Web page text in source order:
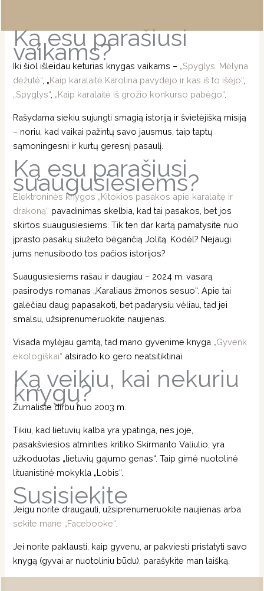
Ką esu parašiusi
vaikams?
Iki šiol išleidau keturias knygas vaikams – „Spyglys. Mėlyna
dėžutė“ , „Kaip karalaitė Karolina pavydėjo ir kas iš to išėjo“
„Spyglys“ „Kaip karalaitė iš grožio konkurso pabėgo“
Rašydama siekiu sujungti smagią istoriją ir švietėjišką misiją
– noriu, kad vaikai pažintų savo jausmus, taip taptų
sąmoningesni ir kurtų geresnį pasaulį.
Ką esu parašiusi
suaugusiesiems?
Elektroninės knygos „Kitokios pasakos apie karalaitę ir
drakoną“ pavadinimas skelbia, kad tai pasakos, bet jos
skirtos suaugusiesiems. Tik ten dar kartą pamatysite nuo
įprasto pasakų siužeto bėgančią Jolitą. Kodėl? Nejaugi
jums nenusibodo tos pačios istorijos?
Suaugusiesiems rašau ir daugiau – 2024 m. vasarą
pasirodys romanas „Karaliaus žmonos sesuo“. Apie tai
galėčiau daug papasakoti, bet padarysiu vėliau, tad jei
smalsu, užsiprenumeruokite naujienas.
Visada mylėjau gamtą, tad mano gyvenime knyga „Gyvenk
ekologiškai“ atsirado ko gero neatsitiktinai.
Ką veikiu, kai nekuriu
knygų?
Žurnaliste dirbu nuo 2003 m.
Tikiu, kad lietuvių kalba yra ypatinga, nes joje,
pasakšviesios atminties kritiko Skirmanto Valiulio, yra
užkoduotas „lietuvių gajumo genas“. Taip gimė nuotolinė
lituanistinė mokykla „Lobis“.
Susisiekite
Jeigu norite draugauti, užsiprenumeruokite naujienas arba
sekite mane „Facebooke“.
Jei norite paklausti, kaip gyvenu, ar pakviesti pristatyti savo
knygą (gyvai ar nuotoliniu būdu), parašykite man laišką.